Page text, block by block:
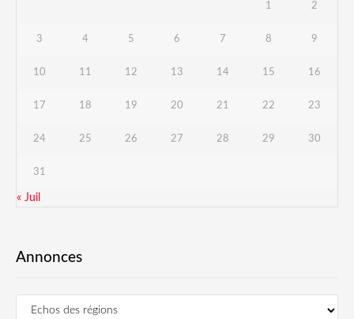
1 2
3 4 5 6 7 8 9
10 11 12 13 14 15 16
17 18 19 20 21 22 23
24 25 26 27 28 29 30
31
« Juil
Annonces